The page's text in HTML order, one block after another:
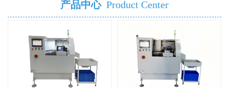
产品中心 Product Center